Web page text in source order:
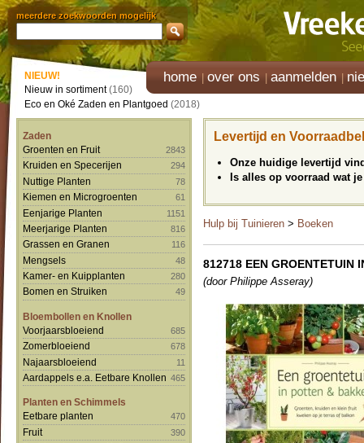
meerdere zoekwoorden mogelijk
home over ons aanmelden
NIEUW!
Nieuw in sortiment(160)
Eco en Oké Zaden en Plantgoed (2018)
Zaden
Groenten en Fruit
2843
Kruiden en Specerijen 294
Nuttige Planten 78
Kiemen en Microgroenten 61
Eenjarige Planten 1151
Meerjarige Planten 816
Grassen en Granen 116
Mengsels 48
Kamer- en Kuipplanten 280
Bomen en Struiken 49
Bloembollen en Knollen
Voorjaarsbloeiend
685
Zomerbloeiend 678
Najaarsbloeiend 11
Aardappels e.a. Eetbare Knollen 465
Planten en Schimmels
Eetbare planten
470
Fruit 390
Levertijd en
Onze huidige levertijd
Is alles op voorraad wat
Hulp bij Tuinieren > Boeken
812718 EEN GROENTETUIN
(door Philippe Asseray)